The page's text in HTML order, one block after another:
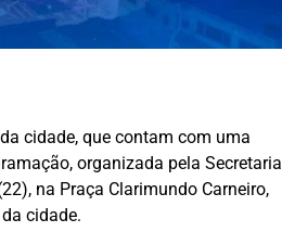
cidade, que contam com uma
organizada pela Secretaria
na Praça Clarimundo Carneiro,
cidade.